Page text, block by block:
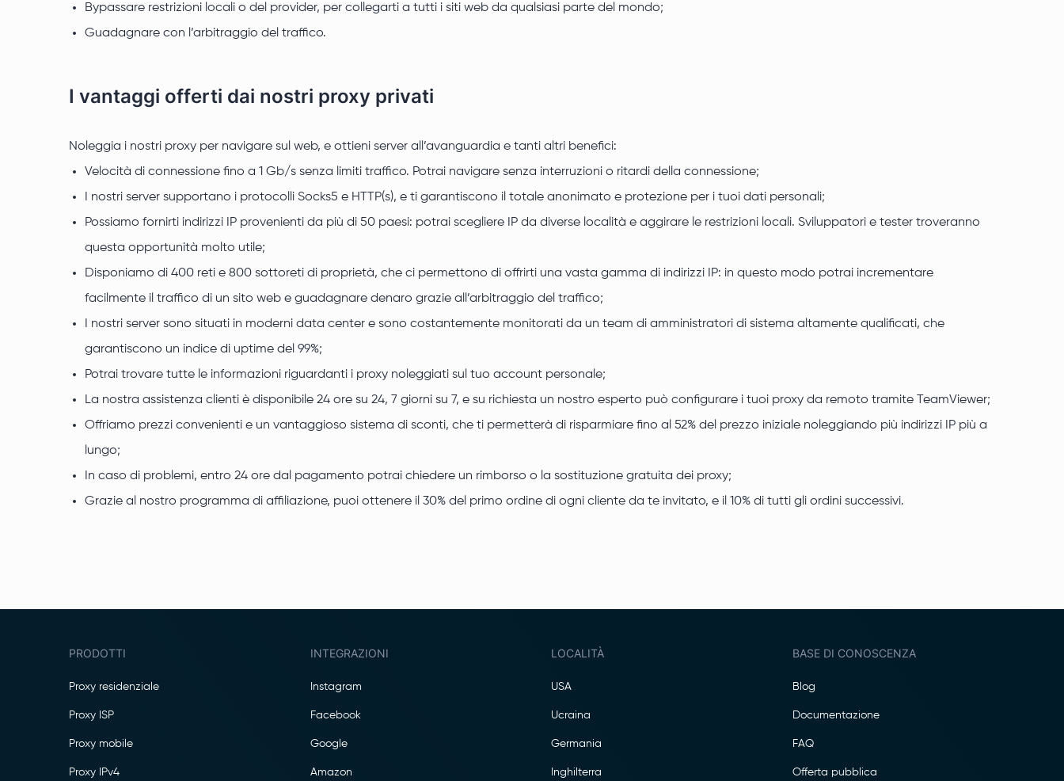
Bypassare restrizioni locali o del provider, per collegarti a tutti i siti web da qualsiasi parte del mondo;
Guadagnare con l’arbitraggio del traffico.
I vantaggi offerti dai nostri proxy privati
Noleggia i nostri proxy per navigare sul web, e ottieni server all’avanguardia e tanti altri benefici:
Velocità di connessione fino a 1 Gb/s senza limiti traffico. Potrai navigare senza interruzioni o ritardi della connessione;
I nostri server supportano i protocolli Socks5 e HTTP(s), e ti garantiscono il totale anonimato e protezione per i tuoi dati personali;
Possiamo fornirti indirizzi IP provenienti da più di 50 paesi: potrai scegliere IP da diverse località e aggirare le restrizioni locali. Sviluppatori e tester troveranno
questa opportunità molto utile;
Disponiamo di 400 reti e 800 sottoreti di proprietà, che ci permettono di offrirti una vasta gamma di indirizzi IP: in questo modo potrai incrementare
facilmente il traffico di un sito web e guadagnare denaro grazie all’arbitraggio del traffico;
I nostri server sono situati in moderni data center e sono costantemente monitorati da un team di amministratori di sistema altamente qualificati, che
garantiscono un indice di uptime del 99%;
Potrai trovare tutte le informazioni riguardanti i proxy noleggiati sul tuo account personale;
La nostra assistenza clienti è disponibile 24 ore su 24, 7 giorni su 7, e su richiesta un nostro esperto può configurare i tuoi proxy da remoto tramite TeamViewer;
Offriamo prezzi convenienti e un vantaggioso sistema di sconti, che ti permetterà di risparmiare fino al 52% del prezzo iniziale noleggiando più indirizzi IP più a
lungo;
In caso di problemi, entro 24 ore dal pagamento potrai chiedere un rimborso o la sostituzione gratuita dei proxy;
Grazie al nostro programma di affiliazione, puoi ottenere il 30% del primo ordine di ogni cliente da te invitato, e il 10% di tutti gli ordini successivi.
PRODOTTI
Proxy residenziale
Proxy ISP
Proxy mobile
Proxy IPv4
INTEGRAZIONI
Instagram
Facebook
Google
Amazon
LOCALITÀ
USA
Ucraina
Germania
Inghilterra
BASE DI CONOSCENZA
Blog
Documentazione
FAQ
Offerta pubblica